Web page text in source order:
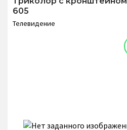
605
Телевидение